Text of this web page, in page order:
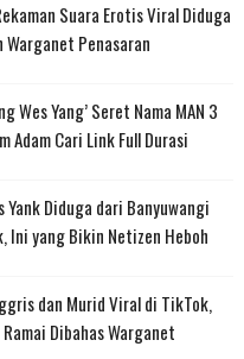
Suara Erotis Viral Diduga
Penasaran
Wes Yang’ Seret Nama MAN 3
Adam Cari Link Full Durasi
Yank Diduga dari Banyuwangi
Ini yang Bikin Netizen Heboh
dan Murid Viral di TikTok,
Dibahas Warganet